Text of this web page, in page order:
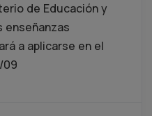
de Educación y
enseñanzas
a aplicarse en el
09